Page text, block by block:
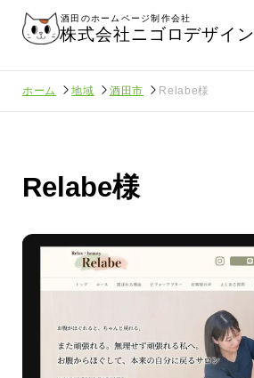
酒田のホームページ制作会社
株式会社ニゴロデザイン
ホーム 地域 酒田市 Relabe様
Relabe様